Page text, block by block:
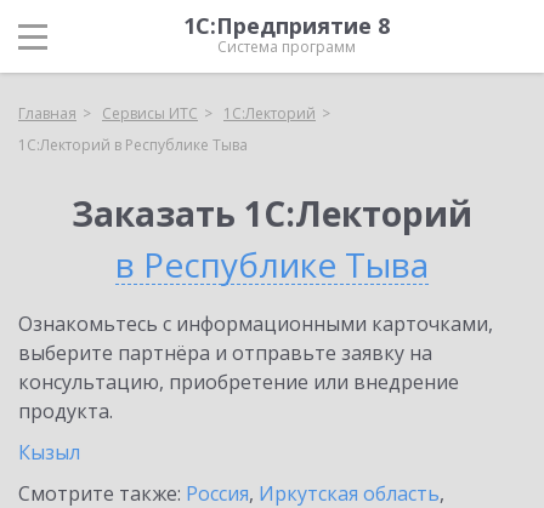
1С:Предприятие 8
Система программ
Главная Сервисы ИТС
1С:Лекторий
1С:Лекторий в Республике Тыва
Заказать 1С:Лекторий
в Республике Тыва
Ознакомьтесь с информационными карточками,
выберите партнёра и отправьте заявку на
консультацию, приобретение или внедрение
продукта.
Кызыл
Смотрите также: Россия, Иркутская область,